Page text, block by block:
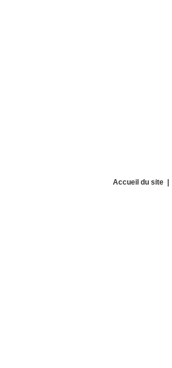
Accueil du site|